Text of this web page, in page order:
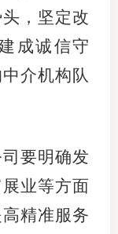
，坚定改
成诚信守
介机构队
要明确发
业等方面
精准服务